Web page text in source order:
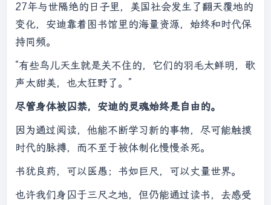
27年与世隔绝的日子里，美国社会发生了翻天覆地的
变化，安迪靠着图书馆里的海量资源，始终和时代保
持同频。
“有些鸟儿天生就是关不住的，它们的羽毛太鲜明，歌
声太甜美，也太狂野了。”
尽管身体被囚禁，安迪的灵魂始终是自由的。
因为通过阅读，他能不断学习新的事物，尽可能触摸
时代的脉搏，而不至于被体制化慢慢杀死。
书犹良药，可以医愚；书如巨尺，可以丈量世界。
也许我们身囚于三尺之地，但仍能通过读书，去感受